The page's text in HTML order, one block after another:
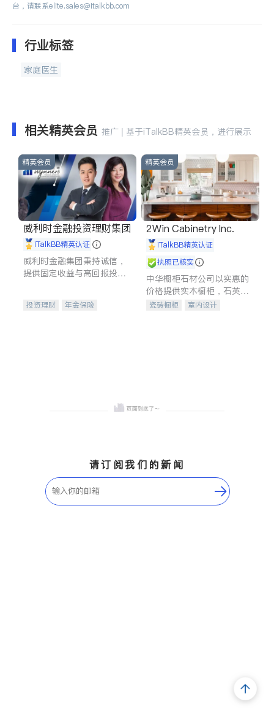
台，请联系elite.sales@italkbb.com
行业标签
家庭医生
相关精英会员 推广 | 基于iTalkBB精英会员，进行展示
精英会员
威利时金融投资理财集团
iTalkBB精英认证
威利时金融集团秉持诚信，
提供固定收益与高回报投资
合，助力客户实现目标
投资理财
年金保险
精英会员
2Win Cabinetry Inc.
iTalkBB精英认证
执照已核实
中华橱柜石材公司以实惠的
价格提供实木橱柜，石英石
台面，多种优质不锈钢水
瓷砖橱柜
室内设计
请订阅我们的新闻